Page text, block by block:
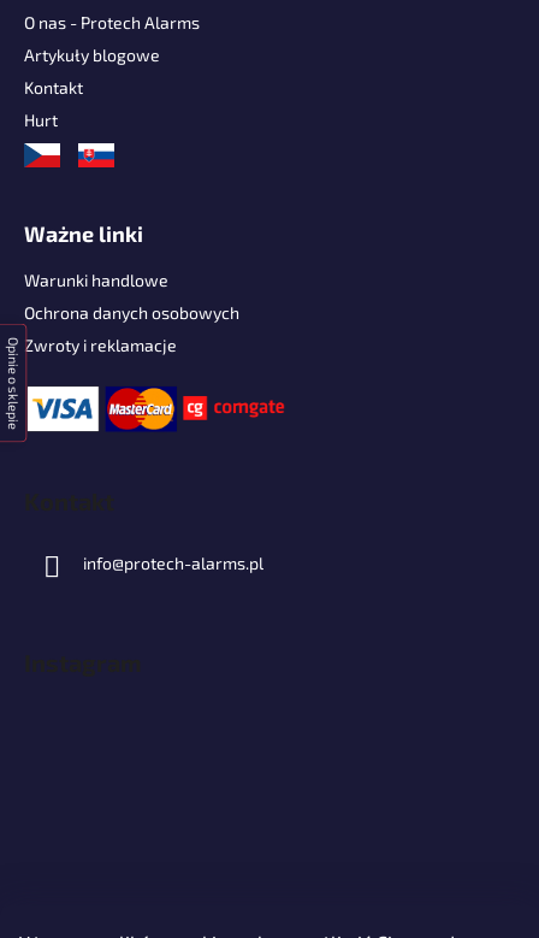
Opinie o sklepie
O nas - Protech Alarms
Artykuły blogowe
Kontakt
Hurt
Ważne linki
Warunki handlowe
Ochrona danych osobowych
Zwroty i reklamacje
Kontakt
info@protech-alarms.pl
Instagram